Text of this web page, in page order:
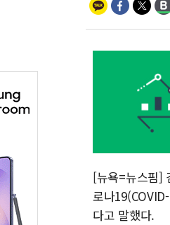
[뉴욕=뉴스핌]
로나
다고 말했다.